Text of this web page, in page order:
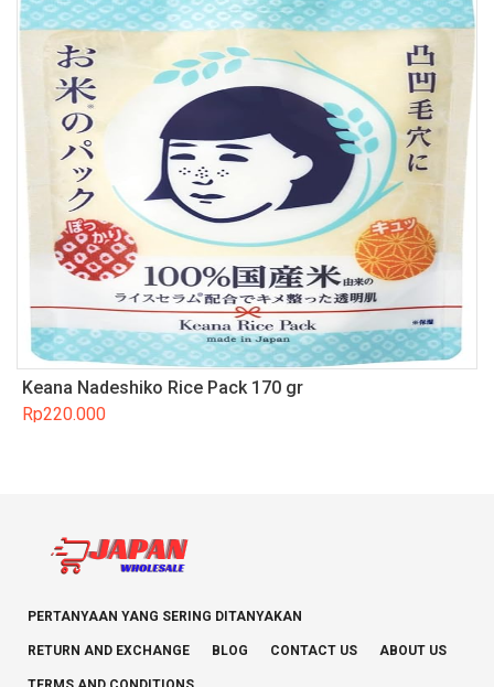
Keana Nadeshiko Rice Pack 170 gr
Rp220.000
PERTANYAAN YANG SERING DITANYAKAN
RETURN AND EXCHANGE BLOG CONTACT US ABOUT US